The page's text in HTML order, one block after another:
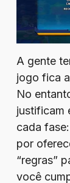
A gente
jogo fica
No
justificam
cada
por
“regras”
você